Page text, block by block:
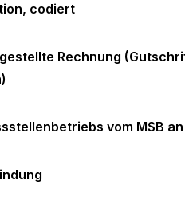
codiert
Rechnung
vom MSB an